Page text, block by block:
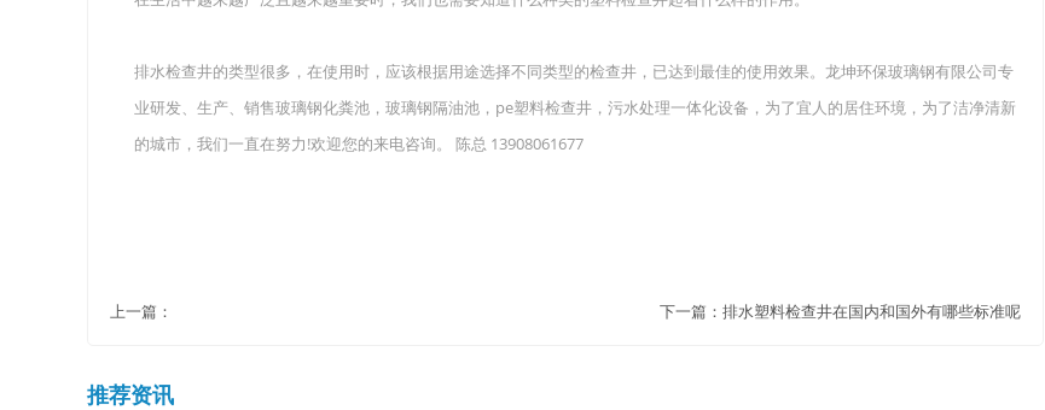
排水检查井的类型很多，在使用时，应该根据用途选择不同类型的检查井，已达到最佳的使用效果。龙坤环保玻璃钢有限公司专
业研发、生产、销售玻璃钢化粪池，玻璃钢隔油池，pe塑料检查井，污水处理一体化设备，为了宜人的居住环境，为了洁净清新
的城市，我们一直在努力!欢迎您的来电咨询。 陈总 13908061677
上一篇： 下一篇： 排水塑料检查井在国内和国外有哪些标准呢
推荐资讯